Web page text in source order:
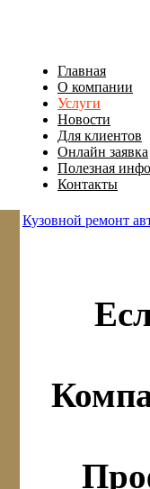
Главная
О компании
Услуги
Новости
Для клиентов
Онлайн заявка
Полезная
Контакты
Кузовной ремонт